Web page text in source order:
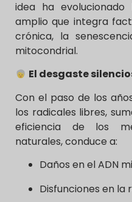
idea ha
amplio que integra
crónica, la
mitocondrial.
El desgaste
Con el paso de los
los radicales libres,
eficiencia de los
naturales, conduce a:
Daños en el ADN
Disfunciones en la